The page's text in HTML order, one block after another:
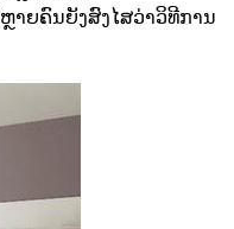
າຍຄົນຍັງສົງໄສວ່າວິທີການ